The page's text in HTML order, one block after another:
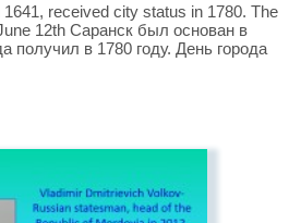
received city status in 1780. The
12th Саранск был основан в
получил в 1780 году. День города